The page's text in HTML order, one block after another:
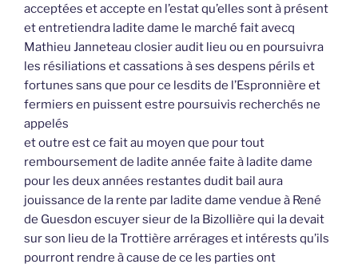
acceptées et accepte en l’estat qu’elles sont à présent
et entretiendra ladite dame le marché fait avecq
Mathieu Janneteau closier audit lieu ou en poursuivra
les résiliations et cassations à ses despens périls et
fortunes sans que pour ce lesdits de l’Espronnière et
fermiers en puissent estre poursuivis recherchés ne
appelés
et outre est ce fait au moyen que pour tout
remboursement de ladite année faite à ladite dame
pour les deux années restantes dudit bail aura
jouissance de la rente par ladite dame vendue à René
de Guesdon escuyer sieur de la Bizollière qui la devait
sur son lieu de la Trottière arrérages et intérests qu’ils
pourront rendre à cause de ce les parties ont